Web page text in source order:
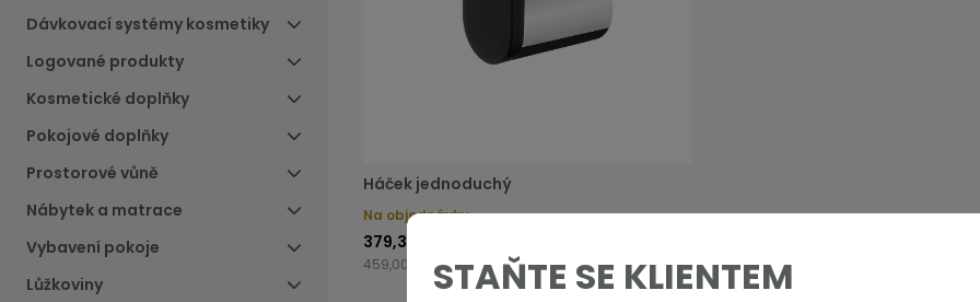
Dávkovací systémy kosmetiky
Logované produkty
Kosmetické doplňky
Pokojové doplňky
Prostorové vůně
Nábytek a matrace
Vybavení pokoje
Lůžkoviny
Háček jednoduchý
Na objednávku
379,34 Kč
459,00 Kč s DPHSTAŇTE SE KLIENTEM